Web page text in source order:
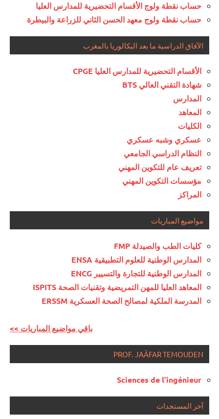
حساب نقطة ولوج الأقسام التحضيرية للمدارس العليا
حساب نقطة ولوج معهد الحسن الثاني للزراعة والبيطرة
الآفاق الدراسية ما بعد البكالوريا بالمغرب
الأقسام التحضيرية للمدارس العليا CPGE
شهادة التقني العالي BTS
المدارس
المعاهد
الكليات
عسكري وشبه عسكري
النظام الدراسي الجامعي
تعريف عام للتكوين المهني
مؤسسات التكوين المهني
المراكز
مواضيع المباريات
كليات الطب والصيدلة FMP
المدارس الوطنية للعلوم التطبيقية ENSA
المدارس الوطنية للتجارة والتسيير ENCG
المعاهد العليا للمهن التمريضية وتقنيات الصحة ISPITS
المدرسة الملكية لمصالح الصحة العسكرية ERSSM
<< باقي مواضيع المباريات
PROF. JAÂFAR TEMOUDEN
Sciences de l’ingénieur
آخر المستجدات